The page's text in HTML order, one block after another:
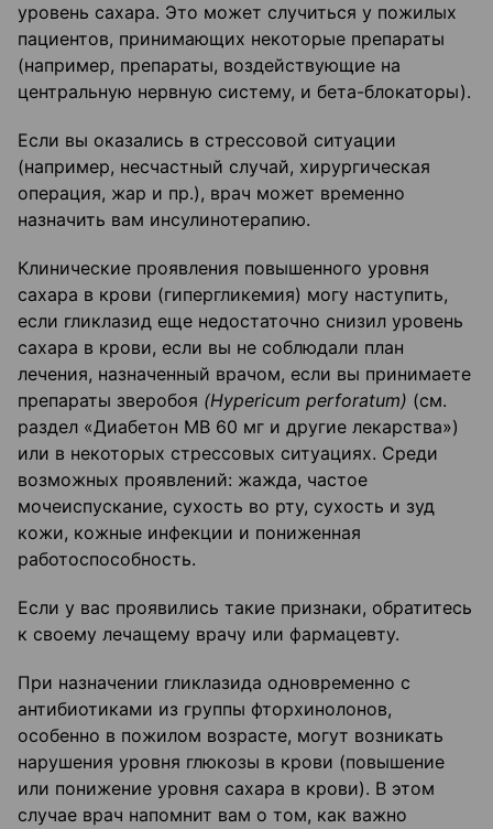
уровень сахара. Это может случиться у пожилых
пациентов, принимающих некоторые препараты
(например, препараты, воздействующие на
центральную нервную систему, и бета-блокаторы).
Если вы оказались в стрессовой ситуации
(например, несчастный случай, хирургическая
операция, жар и пр.), врач может временно
назначить вам инсулинотерапию.
Клинические проявления повышенного уровня
сахара в крови (гипергликемия) могу наступить,
если гликлазид еще недостаточно снизил уровень
сахара в крови, если вы не соблюдали план
лечения, назначенный врачом, если вы принимаете
препараты зверобоя (Hypericum perforatum) (см.
раздел «Диабетон МВ 60 мг и другие лекарства»)
или в некоторых стрессовых ситуациях. Среди
возможных проявлений: жажда, частое
мочеиспускание, сухость во рту, сухость и зуд
кожи, кожные инфекции и пониженная
работоспособность.
Если у вас проявились такие признаки, обратитесь
к своему лечащему врачу или фармацевту.
При назначении гликлазида одновременно с
антибиотиками из группы фторхинолонов,
особенно в пожилом возрасте, могут возникать
нарушения уровня глюкозы в крови (повышение
или понижение уровня сахара в крови). В этом
случае врач напомнит вам о том, как важно